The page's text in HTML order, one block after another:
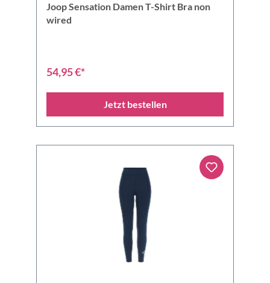
Joop Sensation Damen T-Shirt Bra non
wired
54,95 €*
Jetzt bestellen